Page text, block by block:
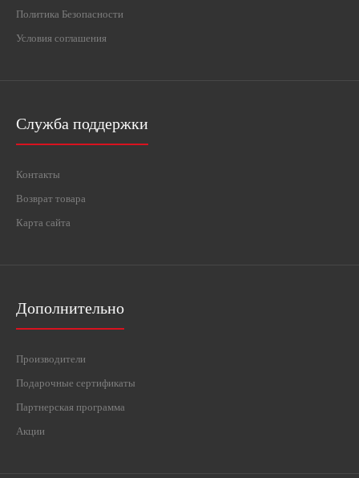
Политика Безопасности
Условия соглашения
Служба поддержки
Контакты
Возврат товара
Карта сайта
Дополнительно
Производители
Подарочные сертификаты
Партнерская программа
Акции